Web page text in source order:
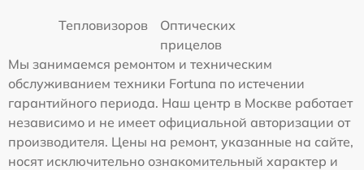
Тепловизоров
Оптических
прицелов
Мы занимаемся ремонтом и техническим
обслуживанием техники Fortuna по истечении
гарантийного периода. Наш центр в Москве работает
независимо и не имеет официальной авторизации от
производителя. Цены на ремонт, указанные на сайте,
носят исключительно ознакомительный характер и